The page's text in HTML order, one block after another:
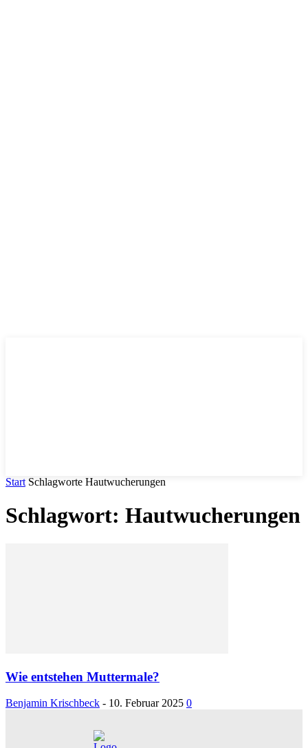
Start Schlagworte Hautwucherungen
Schlagwort: Hautwucherungen
Wie entstehen Muttermale?
Benjamin Krischbeck - 10. Februar 2025 0